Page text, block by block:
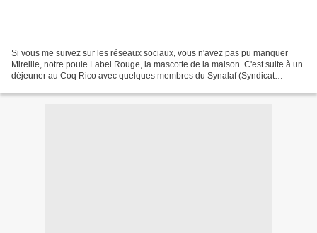
Si vous me suivez sur les réseaux sociaux, vous n'avez pas pu manquer
Mireille, notre poule Label Rouge, la mascotte de la maison. C'est suite à un
déjeuner au Coq Rico avec quelques membres du Synalaf (Syndicat